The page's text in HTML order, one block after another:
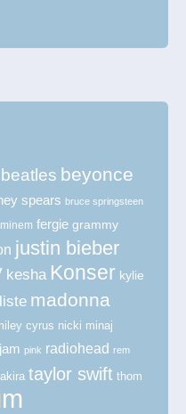
beatles beyonce
spears bruce springsteen
fergie grammy
justin bieber
kesha Konser kylie
liste madonna
cyrus nicki minaj
pink radiohead rem
taylor swift thom